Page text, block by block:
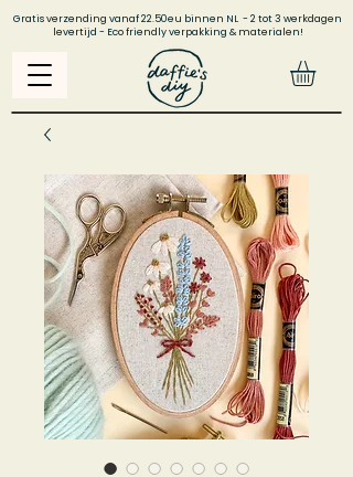
Gratis verzending vanaf 22.50eu binnen NL - 2 tot 3 werkdagen
levertijd - Eco friendly verpakking & materialen!